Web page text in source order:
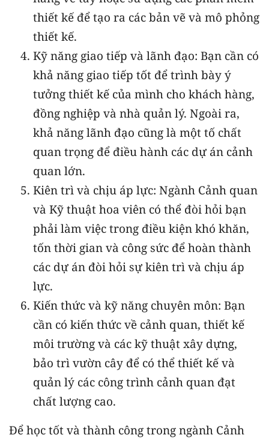
thiết kế để tạo ra các bản vẽ và mô phỏng
thiết kế.
Kỹ năng giao tiếp và lãnh đạo: Bạn cần có
khả năng giao tiếp tốt để trình bày ý
tưởng thiết kế của mình cho khách hàng,
đồng nghiệp và nhà quản lý. Ngoài ra,
khả năng lãnh đạo cũng là một tố chất
quan trọng để điều hành các dự án cảnh
quan lớn.
Kiên trì và chịu áp lực: Ngành Cảnh quan
và Kỹ thuật hoa viên có thể đòi hỏi bạn
phải làm việc trong điều kiện khó khăn,
tốn thời gian và công sức để hoàn thành
các dự án đòi hỏi sự kiên trì và chịu áp
lực.
Kiến thức và kỹ năng chuyên môn: Bạn
cần có kiến thức về cảnh quan, thiết kế
môi trường và các kỹ thuật xây dựng,
bảo trì vườn cây để có thể thiết kế và
quản lý các công trình cảnh quan đạt
chất lượng cao.
Để học tốt và thành công trong ngành Cảnh